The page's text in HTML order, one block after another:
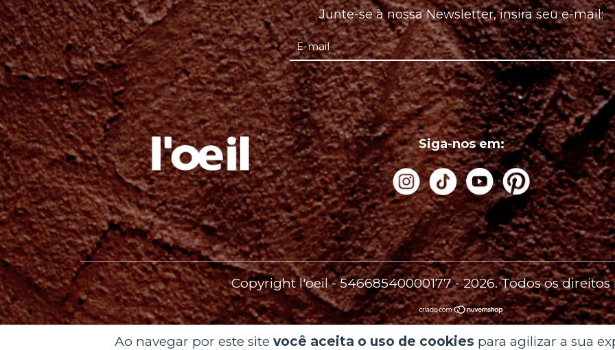
Ao navegar por este site você aceita o uso de cookies para agilizar a sua
Junte-se à nossa Newsletter, insira seu e-mail:
Siga-nos em:
Copyright l'oeil - 54668540000177 - 2026. Todos os direitos